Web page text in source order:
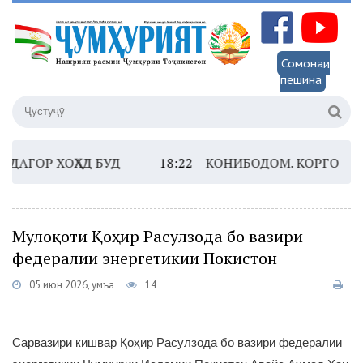
Сомонаи
пешина
ХОҲАД БУД18:22 –КОНИБОДОМ. КОРГОҲИ
Мулоқоти Қоҳир Расулзода бо вазири
федералии энергетикии Покистон
05 июн 2026, Ҷумъа 14
Сарвазири кишвар Қоҳир Расулзода бо вазири федералии